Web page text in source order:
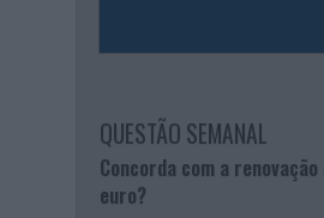
QUESTÃO SEMANAL
Concorda com a
euro?